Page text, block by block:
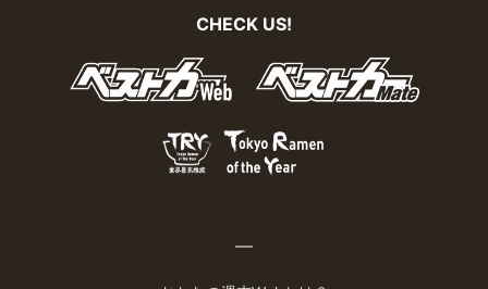
CHECK US!